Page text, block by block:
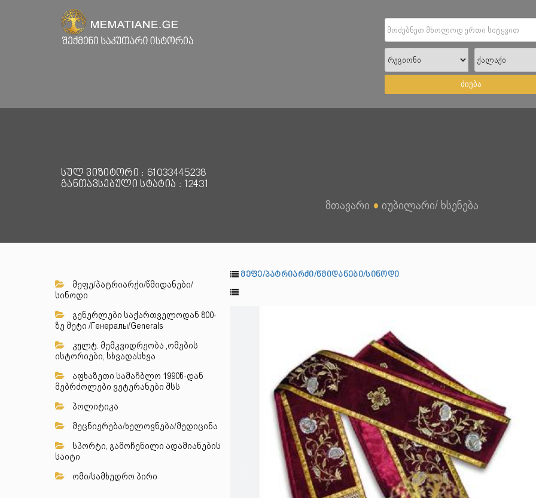
ძიება
სულ ვიზიტორი : 61033445238
განთავსებული სტატია : 12431
მთავარი ● იუბილარი/ ხსენება
მეფე/პატრიარქი/წმიდანები/
სინოდი
გენერლები საქართველოდან 800-
ზე მეტი /Генералы/Generals
კულტ. მემკვიდრეობა ,ომების
ისტორიები, სხვადასხვა
აფხაზეთი სამაჩბლო 1990წ-დან
მებრძოლები ვეტერანები შსს
პოლიტიკა
მეცნიერება/ხელოვნება/მედიცინა
სპორტი, გამოჩენილი ადამიანების
საიტი
ომი/სამხედრო პირი
მეფე/პატრიარქი/წმიდანები/სინოდი